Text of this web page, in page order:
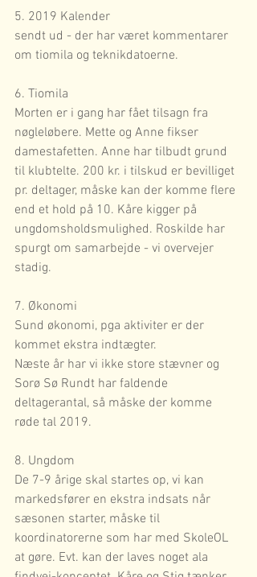
5. 2019 Kalender
sendt ud - der har været kommentarer
om tiomila og teknikdatoerne.
6. Tiomila
Morten er i gang har fået tilsagn fra
nøgleløbere. Mette og Anne fikser
damestafetten. Anne har tilbudt grund
til klubtelte. 200 kr. i tilskud er bevilliget
pr. deltager, måske kan der komme flere
end et hold på 10. Kåre kigger på
ungdomsholdsmulighed. Roskilde har
spurgt om samarbejde - vi overvejer
stadig.
7. Økonomi
Sund økonomi, pga aktiviter er der
kommet ekstra indtægter.
Næste år har vi ikke store stævner og
Sorø Sø Rundt har faldende
deltagerantal, så måske der komme
røde tal 2019.
8. Ungdom
De 7-9 årige skal startes op, vi kan
markedsfører en ekstra indsats når
sæsonen starter, måske til
koordinatorerne som har med SkoleOL
at gøre. Evt. kan der laves noget ala